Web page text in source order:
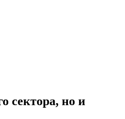
сектора, но и